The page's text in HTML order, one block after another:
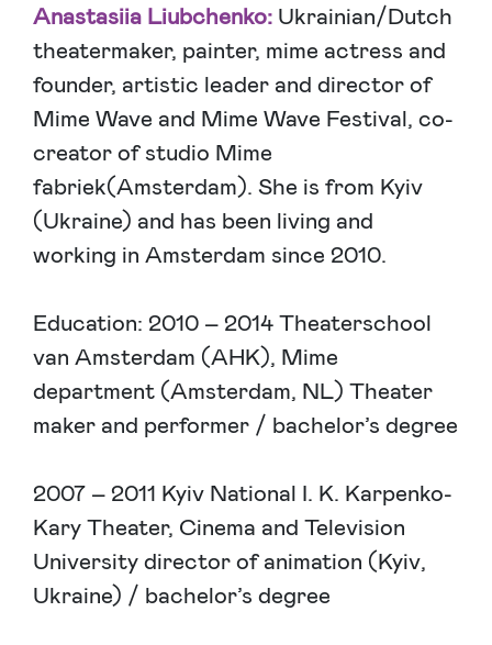
Anastasiia Liubchenko: Ukrainian/Dutch
theatermaker, painter, mime actress and
founder, artistic leader and director of
Mime Wave and Mime Wave Festival, co-
creator of studio Mime
fabriek(Amsterdam). She is from Kyiv
(Ukraine) and has been living and
working in Amsterdam since 2010.
Education: 2010 – 2014 Theaterschool
van Amsterdam (AHK), Mime
department (Amsterdam, NL) Theater
maker and performer / bachelor’s degree
2007 – 2011 Kyiv National I. K. Karpenko-
Kary Theater, Cinema and Television
University director of animation (Kyiv,
Ukraine) / bachelor’s degree